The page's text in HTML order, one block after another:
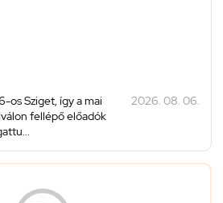
os Sziget, így a mai
fellépő előadók
2026. 08. 06.